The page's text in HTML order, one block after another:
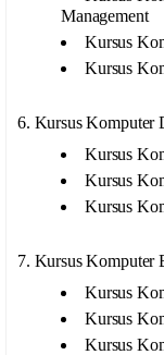
Management
Kursus
Kursus
6. Kursus Komputer
Kursus
Kursus
Kursus
7. Kursus Komputer
Kursus
Kursus
Kursus